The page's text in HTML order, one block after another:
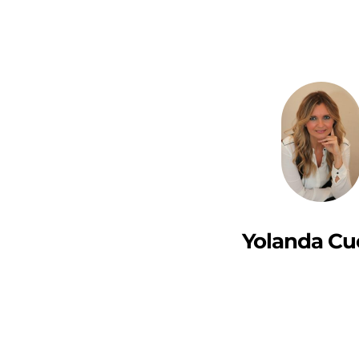
Yolanda